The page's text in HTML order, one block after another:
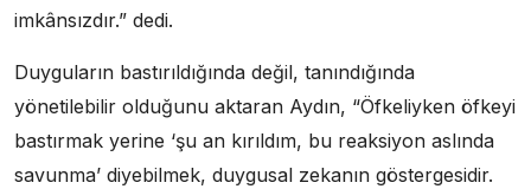
imkânsızdır.” dedi.
Duyguların bastırıldığında değil, tanındığında
yönetilebilir olduğunu aktaran Aydın, “Öfkeliyken öfkeyi
bastırmak yerine ‘şu an kırıldım, bu reaksiyon aslında
savunma’ diyebilmek, duygusal zekanın göstergesidir.